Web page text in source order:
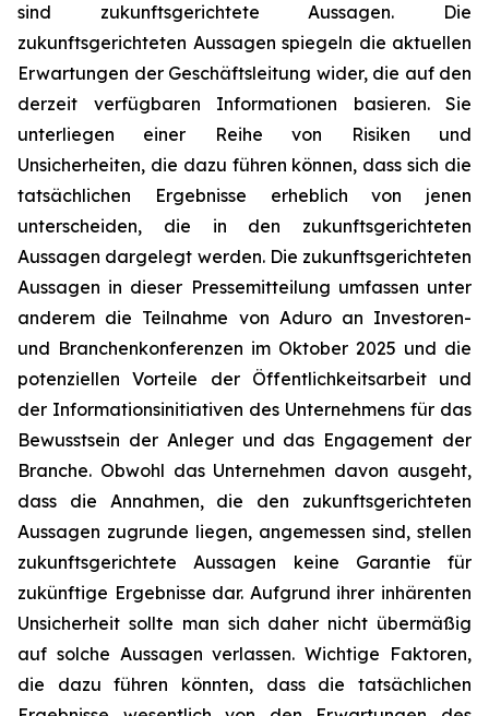
sind zukunftsgerichtete Aussagen. Die
zukunftsgerichteten Aussagen spiegeln die aktuellen
Erwartungen der Geschäftsleitung wider, die auf den
derzeit verfügbaren Informationen basieren. Sie
unterliegen einer Reihe von Risiken und
Unsicherheiten, die dazu führen können, dass sich die
tatsächlichen Ergebnisse erheblich von jenen
unterscheiden, die in den zukunftsgerichteten
Aussagen dargelegt werden. Die zukunftsgerichteten
Aussagen in dieser Pressemitteilung umfassen unter
anderem die Teilnahme von Aduro an Investoren-
und Branchenkonferenzen im Oktober 2025 und die
potenziellen Vorteile der Öffentlichkeitsarbeit und
der Informationsinitiativen des Unternehmens für das
Bewusstsein der Anleger und das Engagement der
Branche. Obwohl das Unternehmen davon ausgeht,
dass die Annahmen, die den zukunftsgerichteten
Aussagen zugrunde liegen, angemessen sind, stellen
zukunftsgerichtete Aussagen keine Garantie für
zukünftige Ergebnisse dar. Aufgrund ihrer inhärenten
Unsicherheit sollte man sich daher nicht übermäßig
auf solche Aussagen verlassen. Wichtige Faktoren,
die dazu führen könnten, dass die tatsächlichen